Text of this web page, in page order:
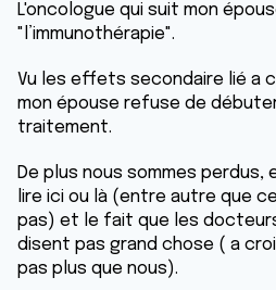
L'oncologue qui suit mon
"l’immunothérapie".
Vu les effets secondaire lié a
mon épouse refuse de
traitement.
De plus nous sommes perdus,
lire ici ou là (entre autre que
pas) et le fait que les
disent pas grand chose ( a
pas plus que nous).